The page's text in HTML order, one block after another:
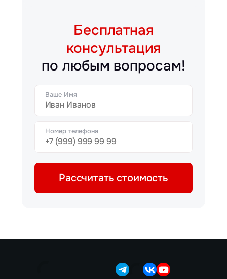
Бесплатная
консультация
по любым вопросам!
Ваше Имя
Номер телефона
Рассчитать стоимость